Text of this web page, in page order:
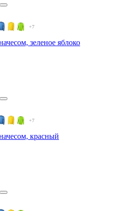
+7
зеленое яблоко
+7
красный